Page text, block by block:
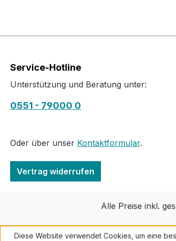
Service-Hotline
Unterstützung und Beratung unter:
0551 - 79000 0
Oder über unser Kontaktformular.
Vertrag widerrufen
Alle Preise inkl.
Diese Website verwendet Cookies, um eine